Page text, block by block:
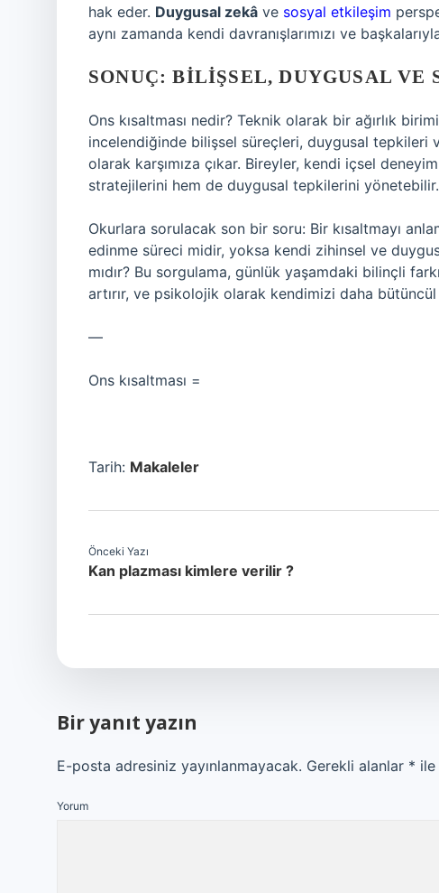
hak eder. Duygusal zekâ ve sosyal etkileşim
aynı zamanda kendi davranışlarımızı ve
SONUÇ: BILIŞSEL, DUYGUSAL VE
Ons kısaltması nedir? Teknik olarak bir ağırlık
incelendiğinde bilişsel süreçleri, duygusal
olarak karşımıza çıkar. Bireyler, kendi içsel
stratejilerini hem de duygusal tepkilerini yönetebilir.
Okurlara sorulacak son bir soru: Bir kısaltmayı
edinme süreci midir, yoksa kendi zihinsel ve
mıdır? Bu sorgulama, günlük yaşamdaki bilinçli
artırır, ve psikolojik olarak kendimizi daha bütüncül
—
Ons kısaltması =
Tarih: Makaleler
Önceki Yazı
Kan plazması kimlere verilir ?
Bir yanıt yazın
E-posta adresiniz yayınlanmayacak. Gerekli alanlar *
Yorum